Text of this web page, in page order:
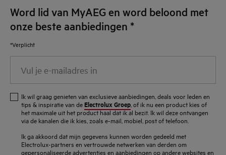
mixen met wat verse kruiden, 120 gr gestoomde
broccoli en een geut olijfolie tot we een smeuïg sausje
bekomen. Goed kruiden.
De tongscharfilets plooien en gaar stomen.
De zuurkool mix over de borden verdelen. De
tongschar centraal op de zuurkool plaatsen.
Oversausen met een stevige eetlepel saus,
boterbonen over de zuurkool verdelen, alsook de in
staafjes gesneden en gebakken rookworst.
Word lid van MyAEG en word beloond met
onze beste aanbiedingen *
*Verplicht
mailadres
Ik wil graag genieten van exclusieve aanbiedingen, deals voor leden en
tips & inspiratie van de Electrolux Groep , of ik nu een product kies of
het maximale uit het product haal dat ik al bezit. Ik wil deze ontvangen
via de kanalen die ik kies, zoals e-mail, mobiel, post of telefoon.
Ik ga akkoord dat mijn gegevens kunnen worden gedeeld met
Electrolux-partners en vertrouwde netwerken van derden om
gepersonaliseerde advertenties en aanbiedingen op andere websites en